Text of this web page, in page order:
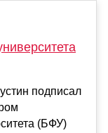
подписал
(БФУ)